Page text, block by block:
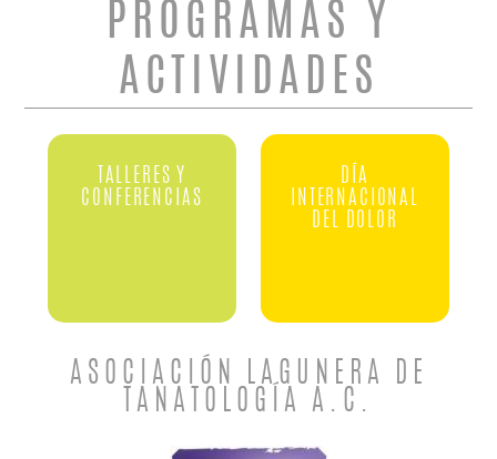
PROGRAMAS Y
ACTIVIDADES
TALLERES Y
CONFERENCIAS
DÍA
INTERNACIONAL
DEL DOLOR
ASOCIACIÓN LAGUNERA DE
TANATOLOGÍA A.C.